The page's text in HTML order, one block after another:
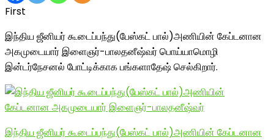
First
இந்திய ஜீனியர் கூடைப்பந்து(பேஸ்கட் பால்)அணியின் கேப்டனான
அகமுடையார் இளைஞர்-பாலதனீஷ்வர் பொய்யாமொழி
இன்டர்நேசனல் போட்டிக்காக பங்களாதேஷ் செல்கிறார்.
இந்திய ஜீனியர் கூடைப்பந்து(பேஸ்கட் பால்)அணியின் கேப்டனான